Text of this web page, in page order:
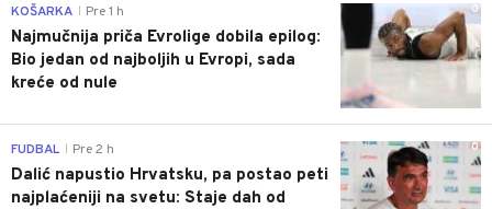
0
KOŠARKA Pre 1 h
Najmučnija priča Evrolige dobila epilog:
Bio jedan od najboljih u Evropi, sada
kreće od nule
0
FUDBAL Pre 2 h
Dalić napustio Hrvatsku, pa postao peti
najplaćeniji na svetu: Staje dah od